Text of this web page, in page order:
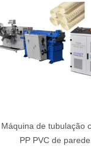
Máquina de tubulação
PP PVC de